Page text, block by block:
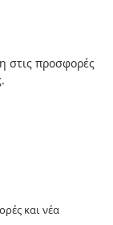
στις προσφορές
και νέα